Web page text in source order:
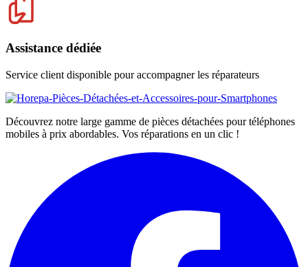
Assistance dédiée
Service client disponible pour accompagner les réparateurs
Découvrez notre large gamme de pièces détachées pour téléphones
mobiles à prix abordables. Vos réparations en un clic !